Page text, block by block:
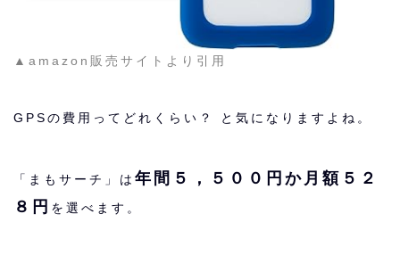
▲amazon販売サイトより引用
GPSの費用ってどれくらい？ と気になりますよね。
「まもサーチ」は 年間５，５００円か月額５２
８円 を選べます。